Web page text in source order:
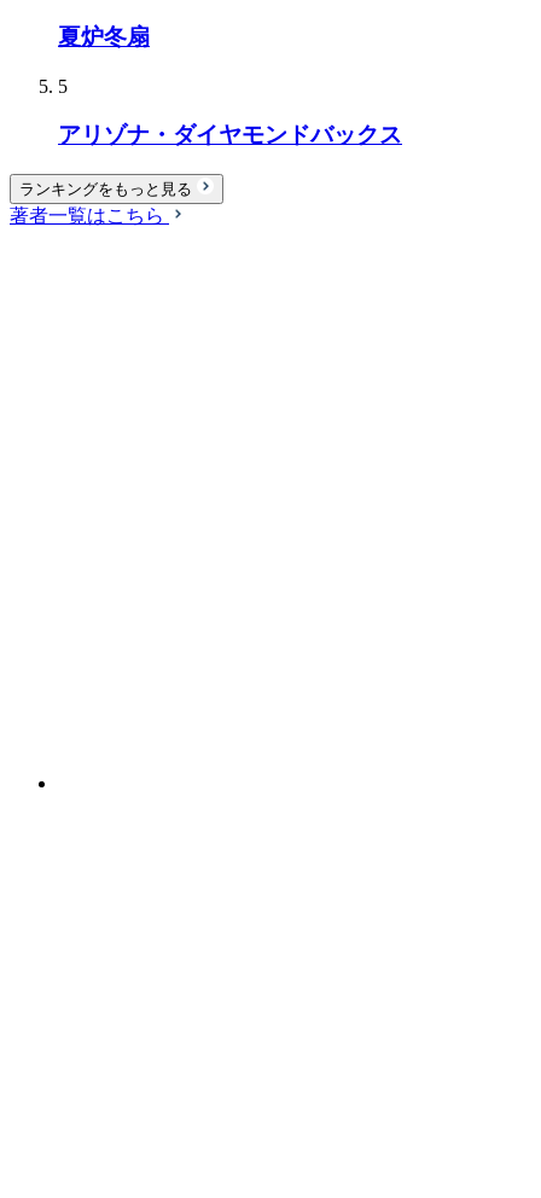
夏炉冬扇
5
アリゾナ・ダイヤモンドバックス
ランキングをもっと見る
著者一覧はこちら